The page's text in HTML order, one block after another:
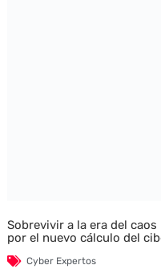
Sobrevivir a la era del
por el nuevo cálculo del
Cyber Expertos